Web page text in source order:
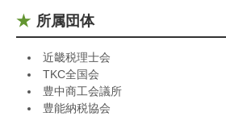
所属団体
近畿税理士会
TKC全国会
豊中商工会議所
豊能納税協会